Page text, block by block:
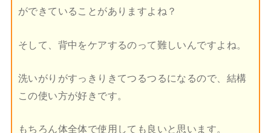
ができていることがありますよね？
そして、背中をケアするのって難しいんですよね。
洗いがりがすっきりきてつるつるになるので、結構
この使い方が好きです。
もちろん体全体で使用しても良いと思います。